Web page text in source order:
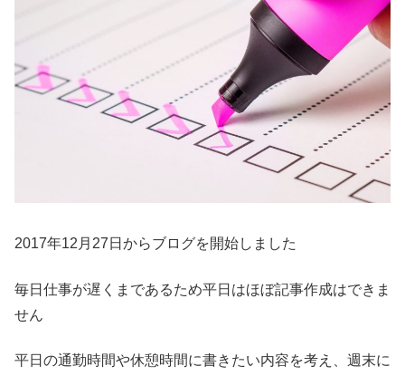
2017年12月27日からブログを開始しました
毎日仕事が遅くまであるため平日はほぼ記事作成はできま
せん
平日の通勤時間や休憩時間に書きたい内容を考え、週末に